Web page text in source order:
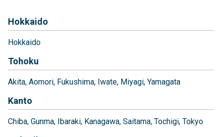
Hokkaido
Hokkaido
Tohoku
Akita Aomori Fukushima Iwate Miyagi Yamagata
Kanto
Chiba Gunma Ibaraki Kanagawa Saitama Tochigi Tokyo